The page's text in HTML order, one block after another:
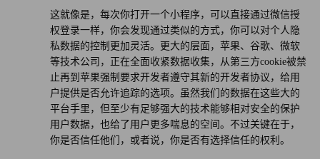
这就像是，每次你打开一个小程序，可以直接通过微信授
权登录一样，你会发现通过类似的方式，你可以对个人隐
私数据的控制更加灵活。更大的层面，苹果、谷歌、微软
等技术公司，正在全面收紧数据收集，从第三方cookie被禁
止再到苹果强制要求开发者遵守其新的开发者协议，给用
户提供是否允许追踪的选项。虽然我们的数据在这些大的
平台手里，但至少有足够强大的技术能够相对安全的保护
用户数据，也给了用户更多喘息的空间。不过关键在于，
你是否信任他们，或者说，你是否有选择信任的权利。